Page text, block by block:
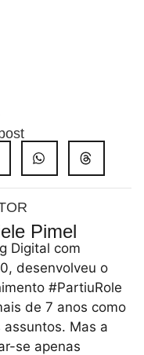
Pimel
Digital com
desenvolveu o
#PartiuRole
de 7 anos como
Mas a
se apenas